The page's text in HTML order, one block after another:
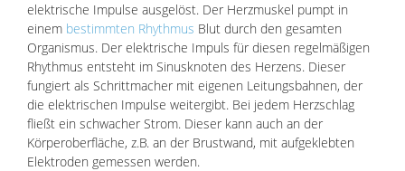
elektrische Impulse ausgelöst. Der Herzmuskel pumpt in
einem bestimmten Rhythmus Blut durch den gesamten
Organismus. Der elektrische Impuls für diesen regelmäßigen
Rhythmus entsteht im Sinusknoten des Herzens. Dieser
fungiert als Schrittmacher mit eigenen Leitungsbahnen, der
die elektrischen Impulse weitergibt. Bei jedem Herzschlag
fließt ein schwacher Strom. Dieser kann auch an der
Körperoberfläche, z.B. an der Brustwand, mit aufgeklebten
Elektroden gemessen werden.